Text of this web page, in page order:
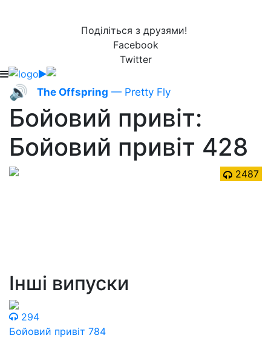
Поділіться з друзями!
Facebook
Twitter
🔊 The Offspring — Pretty Fly
Бойовий привіт:
Бойовий привіт 428
2487
Інші випуски
294
Бойовий привіт 784